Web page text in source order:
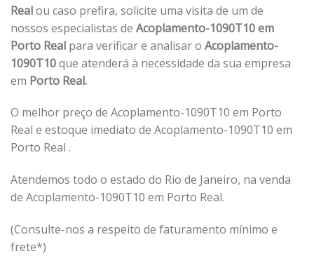
Realou caso prefira, solicite uma visita de um de
nossos especialistas de Acoplamento-1090T10 em
Porto Real para verificar e analisar o Acoplamento-
1090T10que atenderá à necessidade da sua empresa
em Porto Real.
O melhor preço de Acoplamento-1090T10 em Porto
Real e estoque imediato de Acoplamento-1090T10 em
Porto Real .
Atendemos todo o estado do Rio de Janeiro, na venda
de Acoplamento-1090T10 em Porto Real.
(Consulte-nos a respeito de faturamento mínimo e
frete*)